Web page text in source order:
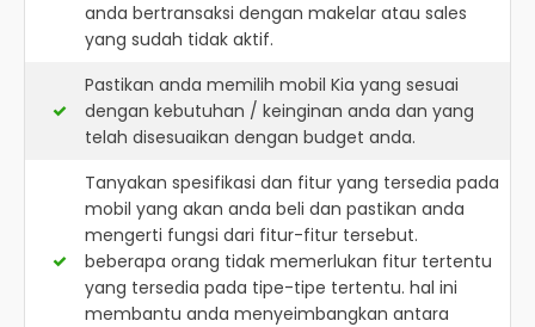
anda bertransaksi dengan makelar atau sales
yang sudah tidak aktif.
Pastikan anda memilih mobil Kia yang sesuai
dengan kebutuhan / keinginan anda dan yang
telah disesuaikan dengan budget anda.
Tanyakan spesifikasi dan fitur yang tersedia pada
mobil yang akan anda beli dan pastikan anda
mengerti fungsi dari fitur-fitur tersebut.
beberapa orang tidak memerlukan fitur tertentu
yang tersedia pada tipe-tipe tertentu. hal ini
membantu anda menyeimbangkan antara